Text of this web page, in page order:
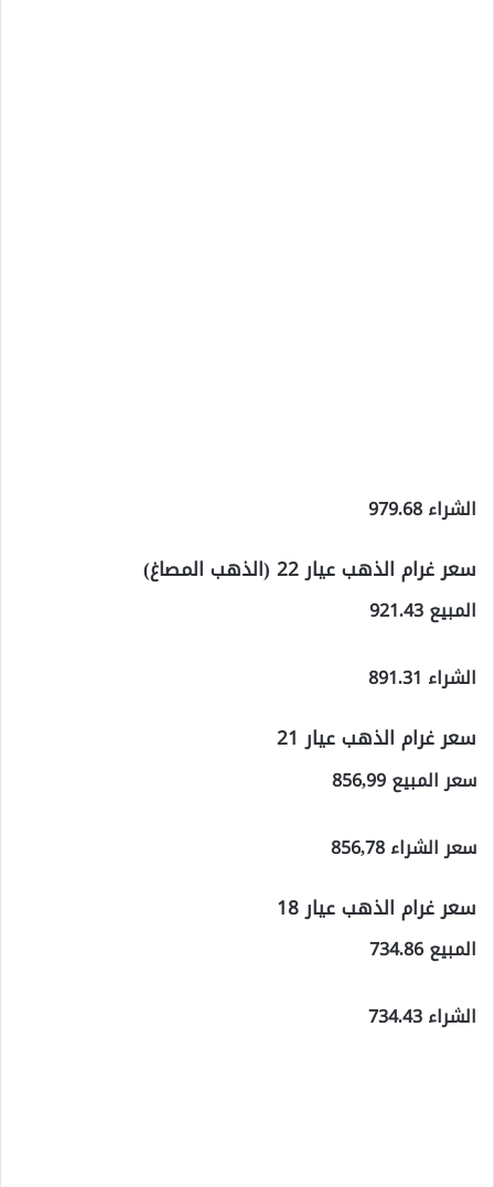
الشراء 979.68
سعر غرام الذهب عيار 22 (الذهب المصاغ)
المبيع 921.43
الشراء 891.31
سعر غرام الذهب عيار 21
سعر المبيع 856,99
سعر الشراء 856,78
سعر غرام الذهب عيار 18
المبيع 734.86
الشراء 734.43